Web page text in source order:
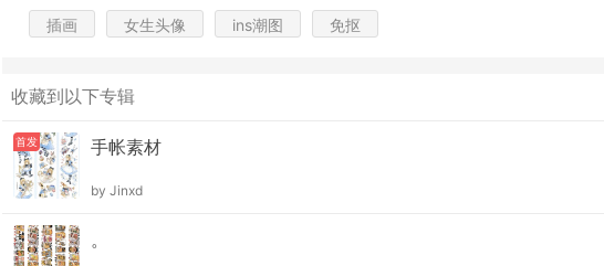
插画 女生头像 ins潮图 免抠
收藏到以下专辑
首发 手帐素材
by Jinxd
。